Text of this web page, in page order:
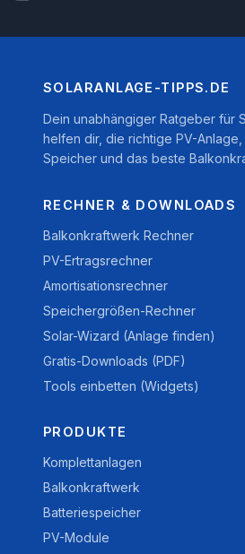
SOLARANLAGE-TIPPS.DE
Dein unabhängiger Ratgeber für
helfen dir, die richtige PV-
Speicher und das beste
RECHNER & DOWNLOADS
Balkonkraftwerk Rechner
PV-Ertragsrechner
Amortisationsrechner
Speichergrößen-Rechner
Solar-Wizard (Anlage finden)
Gratis-Downloads (PDF)
Tools einbetten (Widgets)
PRODUKTE
Komplettanlagen
Balkonkraftwerk
Batteriespeicher
PV-Module